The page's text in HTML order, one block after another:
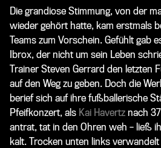
Die grandiose Stimmung, von der
wieder gehört hatte, kam erstmals
Teams zum Vorschein. Gefühlt gab
Ibrox, der nicht um sein Leben
Trainer Steven Gerrard den letzten
auf den Weg zu geben. Doch die
berief sich auf ihre fußballerische
Pfeifkonzert, als Kai Havertz nach
antrat, tat in den Ohren weh – ließ
kalt. Trocken unten links verwandelt